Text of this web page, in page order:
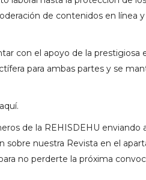
de contenidos en línea
con el apoyo de la prestigiosa
para ambas partes y se
aquí.
de la REHISDEHU enviando
sobre nuestra Revista en el
no perderte la próxima